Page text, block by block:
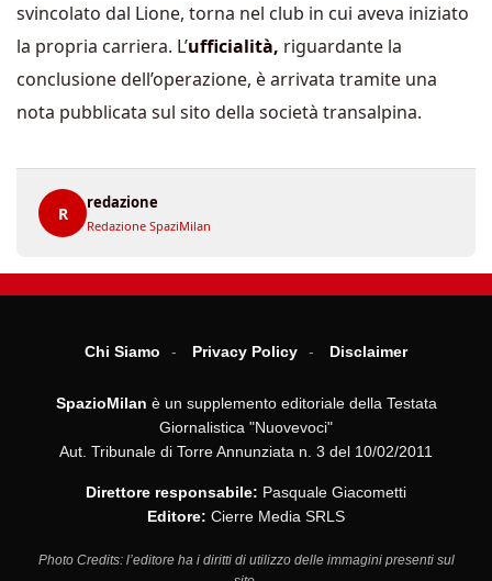
svincolato dal Lione, torna nel club in cui aveva iniziato
la propria carriera. L’ufficialità, riguardante la
conclusione dell’operazione, è arrivata tramite una
nota pubblicata sul sito della società transalpina.
R
redazione
Redazione SpaziMilan
Chi Siamo Privacy Policy Disclaimer
SpazioMilan è un supplemento editoriale della Testata
Giornalistica "Nuovevoci"
Aut. Tribunale di Torre Annunziata n. 3 del 10/02/2011
Direttore responsabile: Pasquale Giacometti
Editore: Cierre Media SRLS
Photo Credits: l’editore ha i diritti di utilizzo delle immagini presenti sul